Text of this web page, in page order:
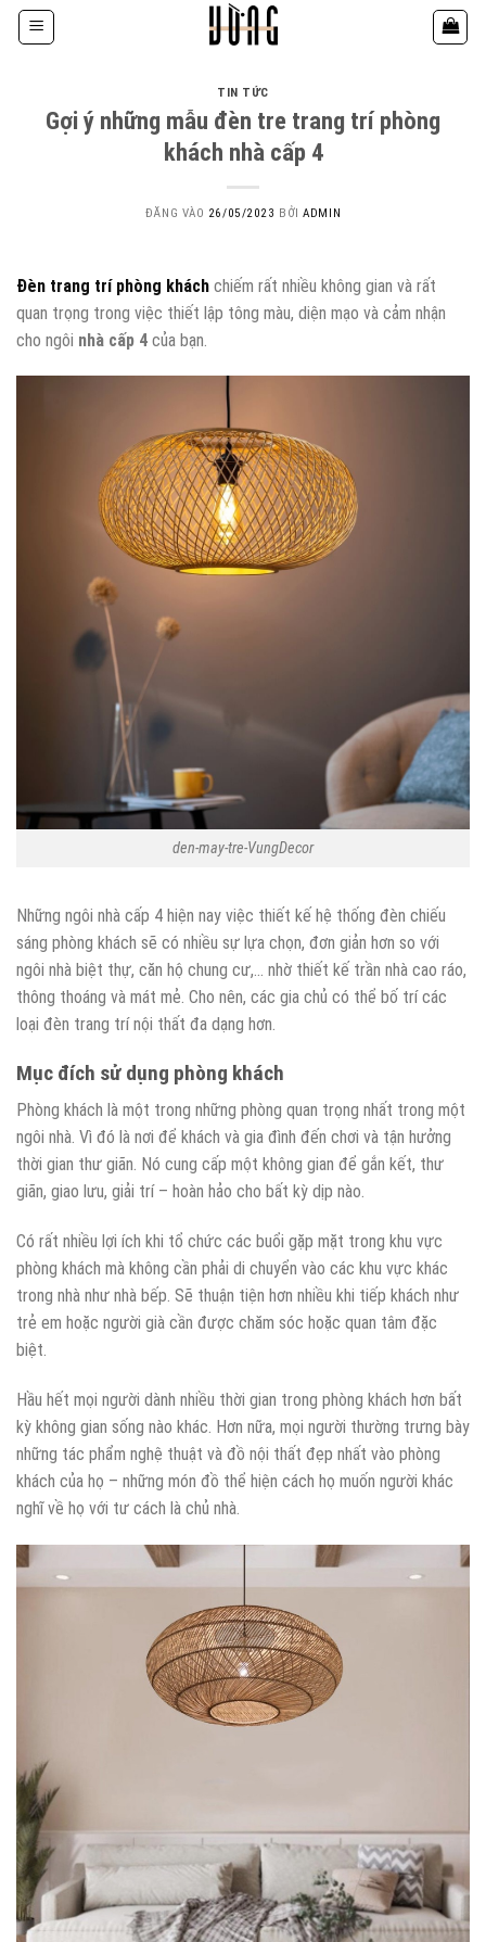
qua
TIN TỨC
Gợi ý những mẫu đèn tre trang trí phòng
khách nhà cấp 4
ĐĂNG VÀO 26/05/2023 BỞIADMIN
Đèn trang trí phòng khách chiếm rất nhiều không gian và rất
quan trọng trong việc thiết lập tông màu, diện mạo và cảm nhận
cho ngôi nhà cấp 4 của bạn.
den-may-tre-VungDecor
Những ngôi nhà cấp 4 hiện nay việc thiết kế hệ thống đèn chiếu
sáng phòng khách sẽ có nhiều sự lựa chọn, đơn giản hơn so với
ngôi nhà biệt thự, căn hộ chung cư,… nhờ thiết kế trần nhà cao ráo,
thông thoáng và mát mẻ. Cho nên, các gia chủ có thể bố trí các
loại đèn trang trí nội thất đa dạng hơn.
Mục đích sử dụng phòng khách
Phòng khách là một trong những phòng quan trọng nhất trong một
ngôi nhà. Vì đó là nơi để khách và gia đình đến chơi và tận hưởng
thời gian thư giãn. Nó cung cấp một không gian để gắn kết, thư
giãn, giao lưu, giải trí – hoàn hảo cho bất kỳ dịp nào.
Có rất nhiều lợi ích khi tổ chức các buổi gặp mặt trong khu vực
phòng khách mà không cần phải di chuyển vào các khu vực khác
trong nhà như nhà bếp. Sẽ thuận tiện hơn nhiều khi tiếp khách như
trẻ em hoặc người già cần được chăm sóc hoặc quan tâm đặc
biệt.
Hầu hết mọi người dành nhiều thời gian trong phòng khách hơn bất
kỳ không gian sống nào khác. Hơn nữa, mọi người thường trưng bày
những tác phẩm nghệ thuật và đồ nội thất đẹp nhất vào phòng
khách của họ – những món đồ thể hiện cách họ muốn người khác
nghĩ về họ với tư cách là chủ nhà.